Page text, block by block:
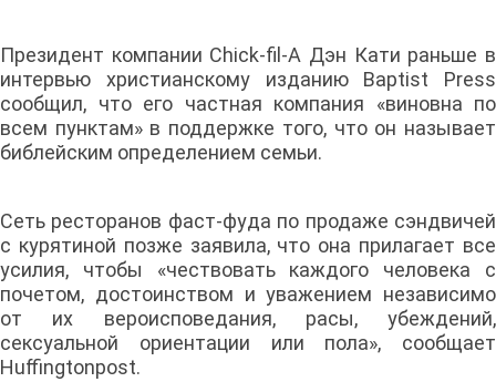
Президент компании Chick-fil-A Дэн Кати раньше в
интервью христианскому изданию Baptist Press
сообщил, что его частная компания «виновна по
всем пунктам» в поддержке того, что он называет
библейским определением семьи.
Сеть ресторанов фаст-фуда по продаже сэндвичей
с курятиной позже заявила, что она прилагает все
усилия, чтобы «чествовать каждого человека с
почетом, достоинством и уважением независимо
от их вероисповедания, расы, убеждений,
сексуальной ориентации или пола», сообщает
Huffingtonpost.